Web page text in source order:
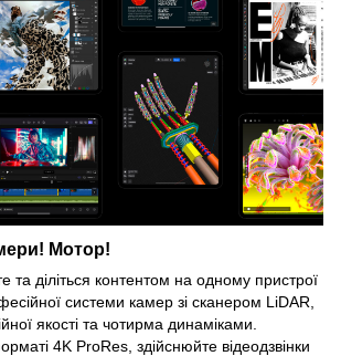
Мотор!
та діліться контентом на одному пристрої
системи камер зі сканером LiDAR,
якості та чотирма динаміками.
4K ProRes, здійснюйте відеодзвінки